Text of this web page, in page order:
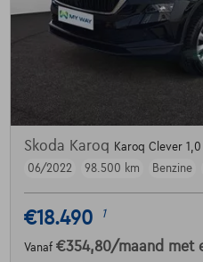
Skoda Karoq Karoq Clever 1,0
06/2022
98.500 km Benzine
€18.490 1
Vanaf €354,80/maand met